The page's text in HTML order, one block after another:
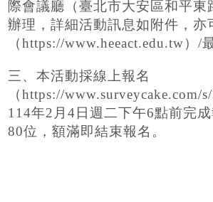
際會議廳（臺北市大安區和平東
辦理，詳細活動訊息如附件，亦
（https://www.heeact.edu.tw）/
三、本活動採線上報名
（https://www.surveycake.com/
114年2月4日週二下午6點前完
80位，額滿即結束報名。